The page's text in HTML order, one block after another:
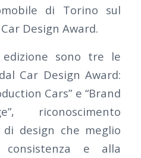
di Torino sul
Design Award.
sono tre le
Car Design Award:
Cars” e “Brand
riconoscimento
design che meglio
e alla